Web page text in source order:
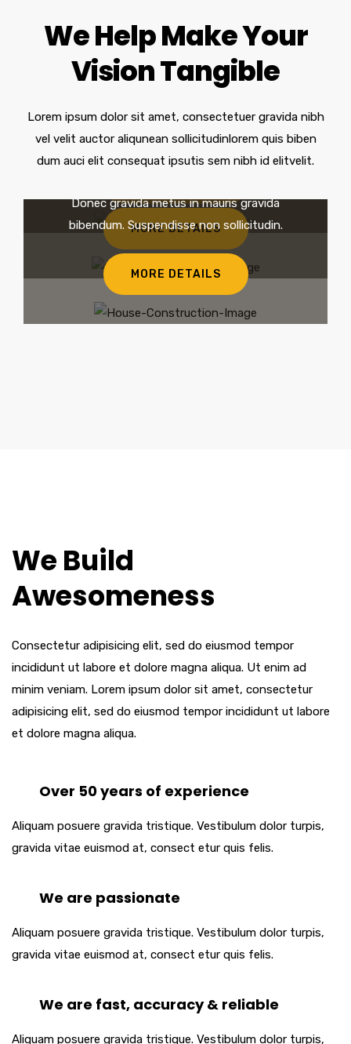
We Help Make Your
Vision Tangible
Lorem ipsum dolor sit amet, consectetuer gravida nibh
vel velit auctor aliqunean sollicitudinlorem quis biben
dum auci elit consequat ipsutis sem nibh id elitvelit.
Architectural Design
Donec gravida metus in mauris gravida
bibendum. Suspendisse non sollicitudin.
General Construction
Donec gravida metus in mauris gravida
MORE DETAILS
Building Construction
Donec gravida metus in mauris gravida
bibendum. Suspendisse non sollicitudin.
MORE DETAILS
We Build
Awesomeness
Consectetur adipisicing elit, sed do eiusmod tempor
incididunt ut labore et dolore magna aliqua. Ut enim ad
minim veniam. Lorem ipsum dolor sit amet, consectetur
adipisicing elit, sed do eiusmod tempor incididunt ut labore
et dolore magna aliqua.
Over 50 years of experience
Aliquam posuere gravida tristique. Vestibulum dolor turpis,
gravida vitae euismod at, consect etur quis felis.
We are passionate
Aliquam posuere gravida tristique. Vestibulum dolor turpis,
gravida vitae euismod at, consect etur quis felis.
We are fast, accuracy & reliable
Aliquam posuere gravida tristique. Vestibulum dolor turpis,